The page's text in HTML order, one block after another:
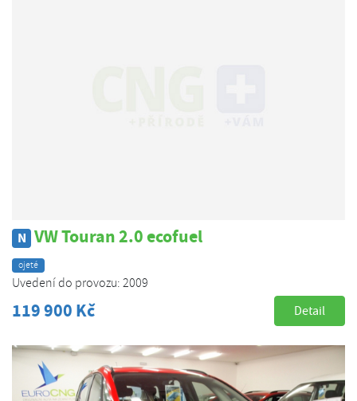
N VW Touran 2.0 ecofuel
ojeté
Uvedení do provozu: 2009
119 900 Kč Detail